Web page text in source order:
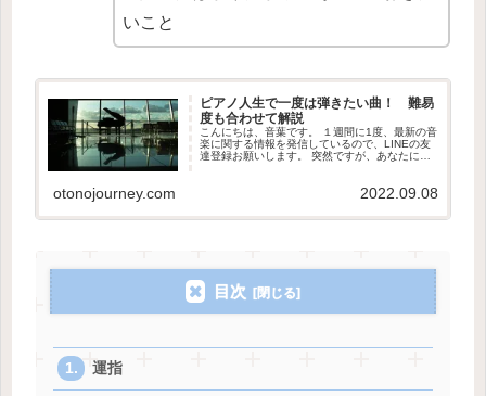
いこと
ピアノ人生で一度は弾きたい曲！ 難易
度も合わせて解説
こんにちは、音葉です。 １週間に1度、最新の音
楽に関する情報を発信しているので、LINEの友
達登録お願いします。 突然ですが、あなたに
otonojourney.com 2022.09.08
目次
運指